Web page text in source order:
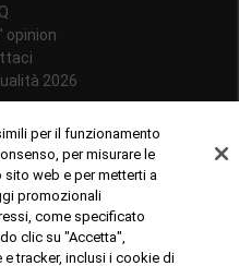
opinion
2026
per il funzionamento
per misurare le
web e per metterti a
promozionali
come specificato
clic su "Accetta",
tracker, inclusi i cookie di